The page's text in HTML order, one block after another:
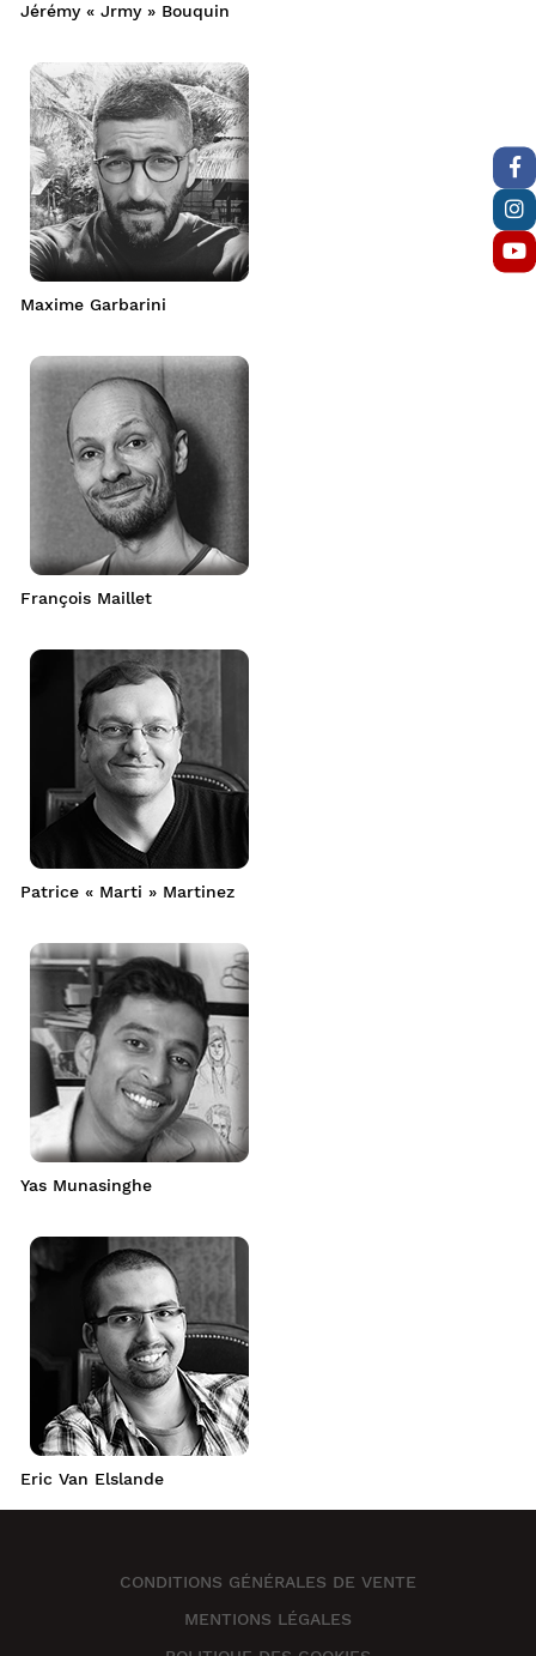
Jérémy « Jrmy » Bouquin
Maxime Garbarini
François Maillet
Patrice « Marti » Martinez
Yas Munasinghe
Eric Van Elslande
CONDITIONS GÉNÉRALES DE VENTE
MENTIONS LÉGALES